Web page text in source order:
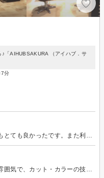
♪「AIHUBSAKURA （アイハブ．サ
7分